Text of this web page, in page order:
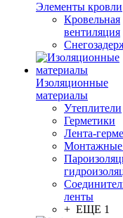
Элементы кровли
Кровельная
вентиляция
Изоляционные
материалы
Утеплители
Герметики
Лента-
ленты
+ ЕЩЕ 1